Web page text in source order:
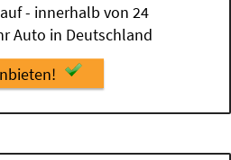
- innerhalb von 24
Auto in Deutschland